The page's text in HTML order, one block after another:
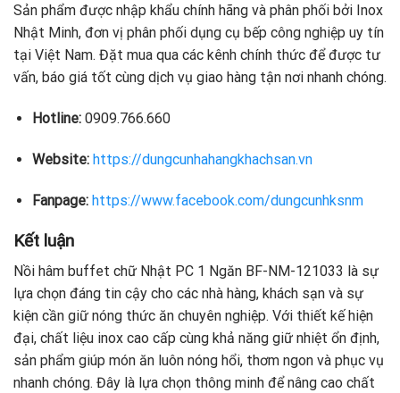
Sản phẩm được nhập khẩu chính hãng và phân phối bởi Inox
Nhật Minh, đơn vị phân phối dụng cụ bếp công nghiệp uy tín
tại Việt Nam. Đặt mua qua các kênh chính thức để được tư
vấn, báo giá tốt cùng dịch vụ giao hàng tận nơi nhanh chóng.
Hotline:0909.766.660
Website: https://dungcunhahangkhachsan.vn
Fanpage:https://www.facebook.com/dungcunhksnm
Kết luận
Nồi hâm buffet chữ Nhật PC 1 Ngăn BF-NM-121033 là sự
lựa chọn đáng tin cậy cho các nhà hàng, khách sạn và sự
kiện cần giữ nóng thức ăn chuyên nghiệp. Với thiết kế hiện
đại, chất liệu inox cao cấp cùng khả năng giữ nhiệt ổn định,
sản phẩm giúp món ăn luôn nóng hổi, thơm ngon và phục vụ
nhanh chóng. Đây là lựa chọn thông minh để nâng cao chất